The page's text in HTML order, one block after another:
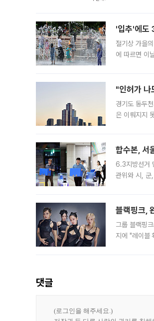
'입추'에도
절기상 가을
에 따르면 이
"인허가
경기도 동두
은 이뤄지지
합수본, 서
6.3지방선거
관위와 시, 군
블랙핑크,
그룹 블랙핑
지에 "레이블
댓글